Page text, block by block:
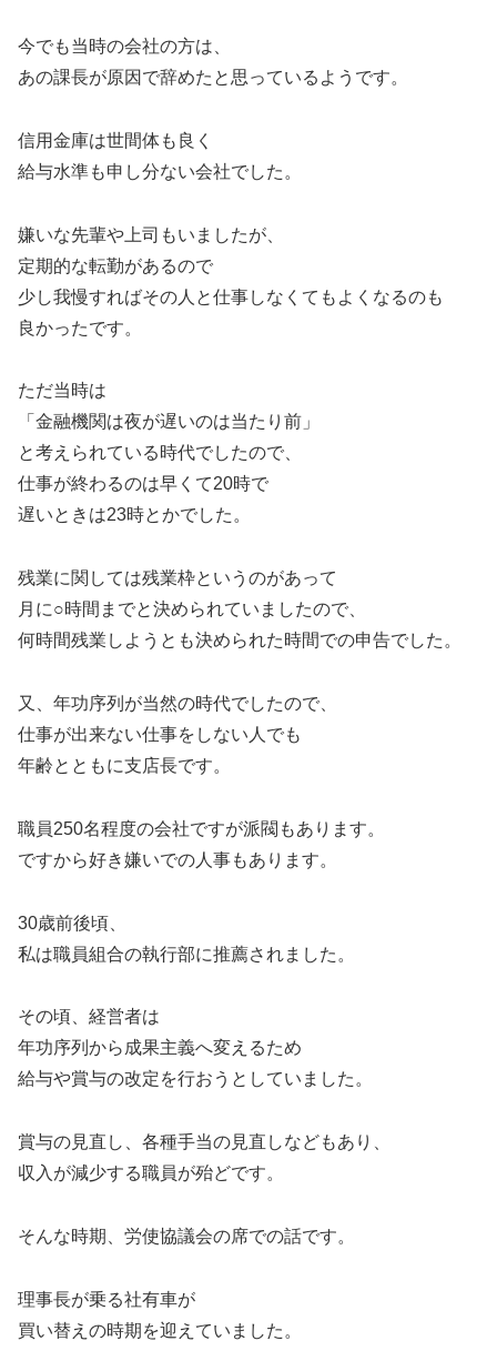
今でも当時の会社の方は、
あの課長が原因で辞めたと思っているようです。
信用金庫は世間体も良く
給与水準も申し分ない会社でした。
嫌いな先輩や上司もいましたが、
定期的な転勤があるので
少し我慢すればその人と仕事しなくてもよくなるのも
良かったです。
ただ当時は
「金融機関は夜が遅いのは当たり前」
と考えられている時代でしたので、
仕事が終わるのは早くて20時で
遅いときは23時とかでした。
残業に関しては残業枠というのがあって
月に○時間までと決められていましたので、
何時間残業しようとも決められた時間での申告でした。
又、年功序列が当然の時代でしたので、
仕事が出来ない仕事をしない人でも
年齢とともに支店長です。
職員250名程度の会社ですが派閥もあります。
ですから好き嫌いでの人事もあります。
30歳前後頃、
私は職員組合の執行部に推薦されました。
その頃、経営者は
年功序列から成果主義へ変えるため
給与や賞与の改定を行おうとしていました。
賞与の見直し、各種手当の見直しなどもあり、
収入が減少する職員が殆どです。
そんな時期、労使協議会の席での話です。
理事長が乗る社有車が
買い替えの時期を迎えていました。